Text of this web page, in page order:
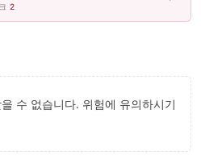
2
수 없습니다. 위험에 유의하시기